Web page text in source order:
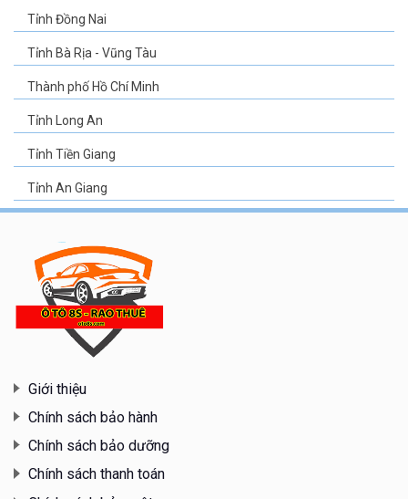
Tỉnh Đồng Nai
Tỉnh Bà Rịa - Vũng Tàu
Thành phố Hồ Chí Minh
Tỉnh Long An
Tỉnh Tiền Giang
Tỉnh An Giang
Giới thiệu
Chính sách bảo hành
Chính sách bảo dưỡng
Chính sách thanh toán